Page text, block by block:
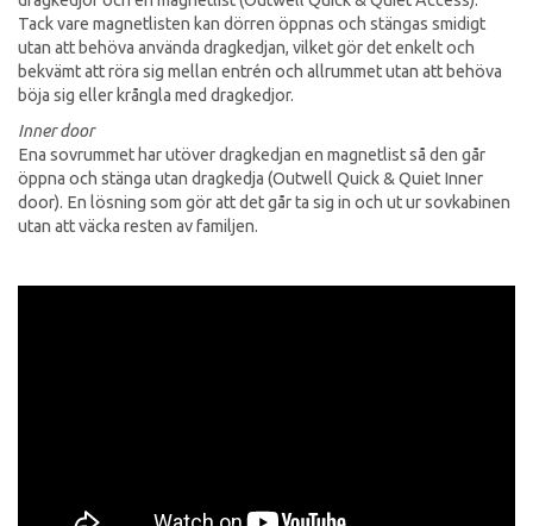
Tack vare magnetlisten kan dörren öppnas och stängas smidigt
utan att behöva använda dragkedjan, vilket gör det enkelt och
bekvämt att röra sig mellan entrén och allrummet utan att behöva
böja sig eller krångla med dragkedjor.
Inner door
Ena sovrummet har utöver dragkedjan en magnetlist så den går
öppna och stänga utan dragkedja (Outwell Quick & Quiet Inner
door). En lösning som gör att det går ta sig in och ut ur sovkabinen
utan att väcka resten av familjen.